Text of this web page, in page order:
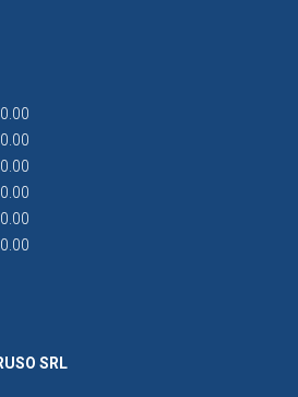
SRL